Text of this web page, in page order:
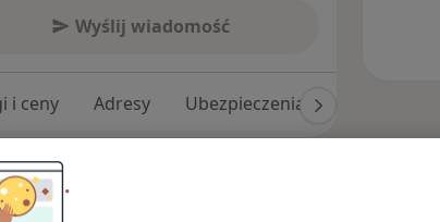
Wyślij wiadomość
i ceny Adresy Ubezpieczenia